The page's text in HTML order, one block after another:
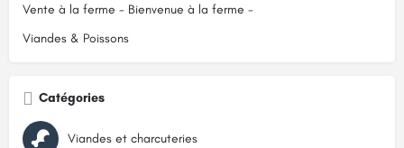
Vente à la ferme - Bienvenue à la ferme -
Viandes & Poissons
Catégories
Viandes et charcuteries